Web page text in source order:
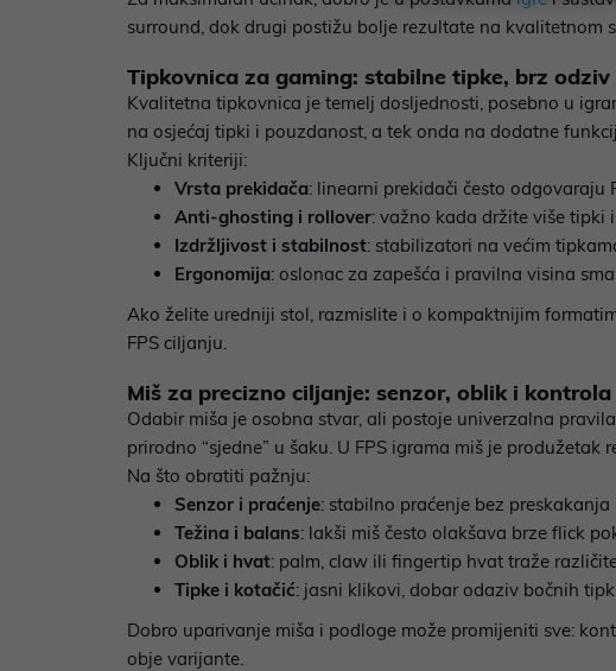
surround, dok drugi postižu bolje rezultate na
Tipkovnica za gaming: stabilne tipke, brz
Kvalitetna tipkovnica je temelj dosljednosti, posebno u
na osjećaj tipki i pouzdanost, a tek onda na dodatne
Ključni kriteriji:
Vrsta prekidača: linearni prekidači često
Anti-ghosting i rollover: važno kada držite više tipki
Izdržljivost i stabilnost: stabilizatori na većim
Ergonomija: oslonac za zapešća i pravilna visina
Ako želite uredniji stol, razmislite i o kompaktnijim
FPS ciljanju.
Miš za precizno ciljanje: senzor, oblik i
Odabir miša je osobna stvar, ali postoje univerzalna
prirodno “sjedne” u šaku. U FPS igrama miš je
Na što obratiti pažnju:
Senzor i praćenje: stabilno praćenje bez
Težina i balans: lakši miš često olakšava brze flick
Oblik i hvat: palm, claw ili fingertip hvat traže
Tipke i kotačić: jasni klikovi, dobar odaziv bočnih
Dobro uparivanje miša i podloge može promijeniti sve:
obje varijante.